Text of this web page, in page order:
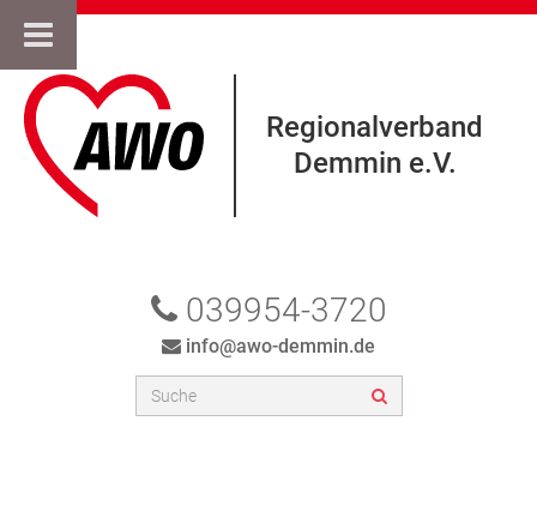
Regionalverband
Demmin e.V.
039954-3720
info@awo-demmin.de